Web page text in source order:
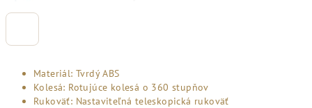
Materiál: Tvrdý ABS
Kolesá: Rotujúce kolesá o 360 stupňov
Rukoväť: Nastaviteľná teleskopická rukoväť